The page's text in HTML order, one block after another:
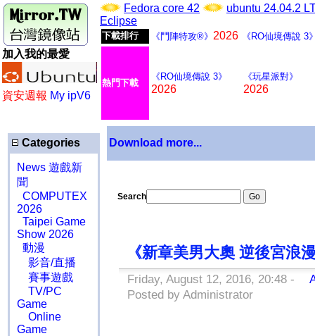
加入我的最愛
資安週報 My ipV6
Fedora core 42
ubuntu 24.04.2
Eclipse
下載排行 《鬥陣特攻®》 2026 《RO仙境傳說 3
熱門下載
《RO仙境傳說 3》
2026
《玩星派對》
2026
Categories
News 遊戲新
聞
COMPUTEX
2026
Taipei Game
Show 2026
動漫
影音/直播
賽事遊戲
TV/PC
Game
Online
Game
Download more...
Search
《新章美男大奧 逆後宮浪
Friday, August 12, 2016, 20:48 -
Posted by Administrator